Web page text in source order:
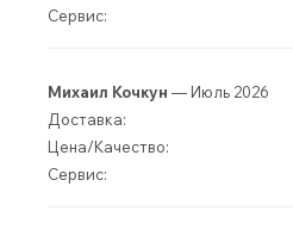
Сервис:
Михаил Кочкун — Июль 2026
Доставка:
Цена/Качество:
Сервис: